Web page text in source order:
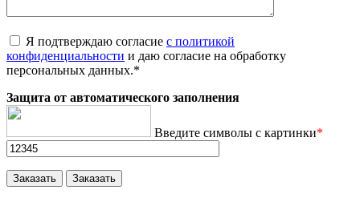
Я подтверждаю согласие с политикой
конфиденциальности и даю согласие на обработку
персональных данных.*
Защита от автоматического заполнения
Введите символы с картинки*